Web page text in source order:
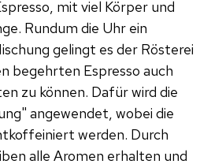
mit viel Körper und
Rundum die Uhr ein
gelingt es der Rösterei
begehrten Espresso auch
zu können. Dafür wird die
angewendet, wobei die
werden. Durch
alle Aromen erhalten und